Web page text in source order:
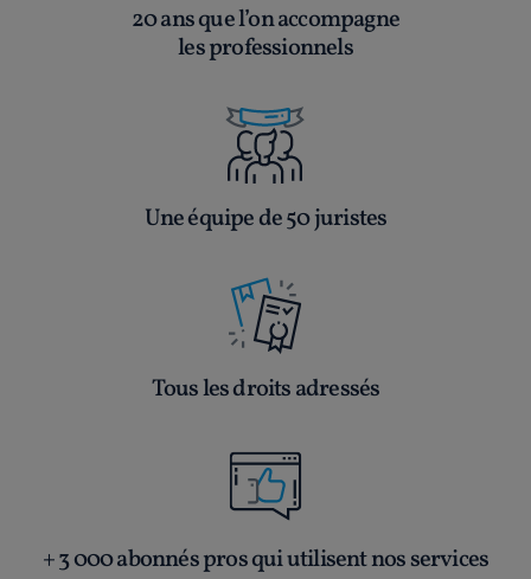
20 ans que l’on accompagne
les professionnels
Une équipe de 50 juristes
Tous les droits adressés
+ 3 000 abonnés pros qui utilisent nos services